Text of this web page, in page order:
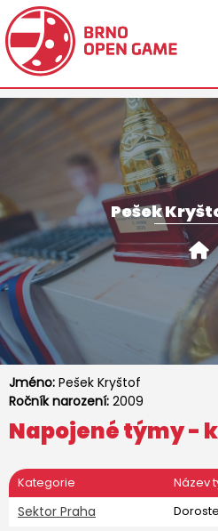
Pešek
Jméno: Pešek Kryštof
Ročník narození: 2009
Napojené týmy -
Kategorie Název
Sektor Praha